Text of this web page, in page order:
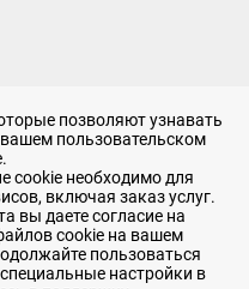
проспект,
позволяют узнавать
пользовательском
cookie необходимо для
включая заказ услуг.
вы даете согласие на
cookie на вашем
пользоваться
настройки в